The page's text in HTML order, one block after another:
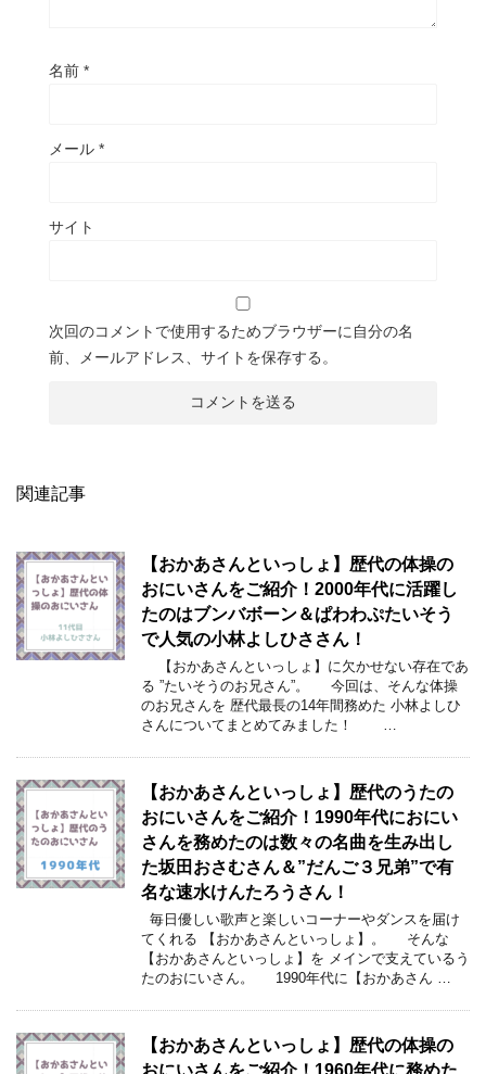
名前 *
メール *
サイト
次回のコメントで使用するためブラウザーに自分の名
前、メールアドレス、サイトを保存する。
関連記事
【おかあさんといっしょ】歴代の体操の
おにいさんをご紹介！2000年代に活躍し
たのはブンバボーン＆ぱわわぷたいそう
で人気の小林よしひささん！
【おかあさんといっしょ】に欠かせない存在であ
る ”たいそうのお兄さん”。 今回は、そんな体操
のお兄さんを 歴代最長の14年間務めた 小林よしひ
さんについてまとめてみました！ …
【おかあさんといっしょ】歴代のうたの
おにいさんをご紹介！1990年代におにい
さんを務めたのは数々の名曲を生み出し
た坂田おさむさん＆”だんご３兄弟”で有
名な速水けんたろうさん！
毎日優しい歌声と楽しいコーナーやダンスを届け
てくれる 【おかあさんといっしょ】。 そんな
【おかあさんといっしょ】を メインで支えているう
たのおにいさん。 1990年代に【おかあさん …
【おかあさんといっしょ】歴代の体操の
おにいさんをご紹介！1960年代に務めた